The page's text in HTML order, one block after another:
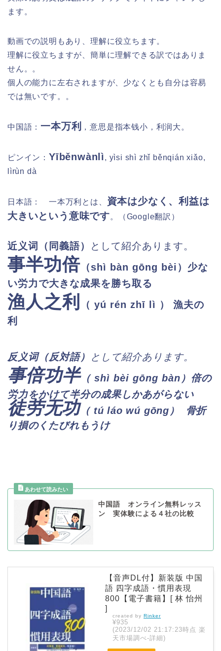
ます。
動画での説明もあり、理解に役立ちます。
理解に役立ちますが、簡単に理解できる訳ではありま
せん。。
個人の能力に左右されますが、少なくとも自分は容易
では無いです。。
中国語： 一本万利 ，意思是指本钱小，利润大。
ピンイン： Yīběnwànlì, yìsi shì zhǐ běnqián xiǎo,
lìrùn dà
日本語： 一本万利とは、 資本は少なく、利益は
大きいという意味です。（Google翻訳）
近义词 （同義語） として紹介あります。
事半功倍 （shì bàn gōng bèi）少な
い労力で大きな成果を勝ち取る
渔人之利 （ yú rén zhī lì ）
漁夫の
利
反义词（反対語） として紹介あります。
事倍功半（ shì bèi gōng bàn）倍の
労力をかけて半分の成果しかあがらない
徒劳无功（ tú láo wú gōng ） 骨折
り損のくたびれもうけ
中国語 オンライン無料レッス
ン 実体験による４社の比較
【音声DL付】新装版 中国
語 四字成語・慣用表現
800【電子書籍】[ 林 怡州
]
created by Rinker
¥935
(2023/12/02 21:17:23時点 楽
天市場調べ-詳細)